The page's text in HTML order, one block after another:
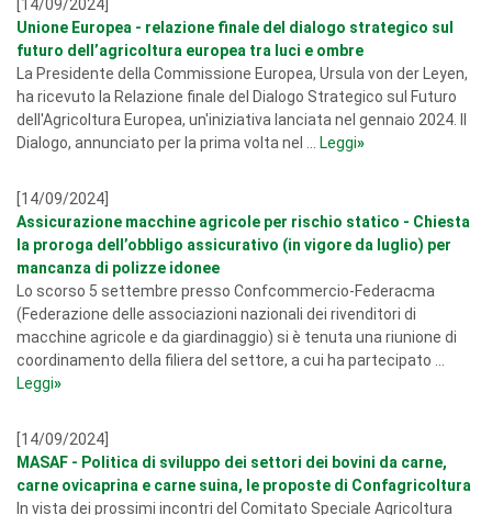
[14/09/2024]
Unione Europea - relazione finale del dialogo strategico sul
futuro dell’agricoltura europea tra luci e ombre
La Presidente della Commissione Europea, Ursula von der Leyen,
ha ricevuto la Relazione finale del Dialogo Strategico sul Futuro
dell'Agricoltura Europea, un'iniziativa lanciata nel gennaio 2024. Il
Dialogo, annunciato per la prima volta nel ...
Leggi»
[14/09/2024]
Assicurazione macchine agricole per rischio statico - Chiesta
la proroga dell’obbligo assicurativo (in vigore da luglio) per
mancanza di polizze idonee
Lo scorso 5 settembre presso Confcommercio-Federacma
(Federazione delle associazioni nazionali dei rivenditori di
macchine agricole e da giardinaggio) si è tenuta una riunione di
coordinamento della filiera del settore, a cui ha partecipato ...
Leggi»
[14/09/2024]
MASAF - Politica di sviluppo dei settori dei bovini da carne,
carne ovicaprina e carne suina, le proposte di Confagricoltura
In vista dei prossimi incontri del Comitato Speciale Agricoltura